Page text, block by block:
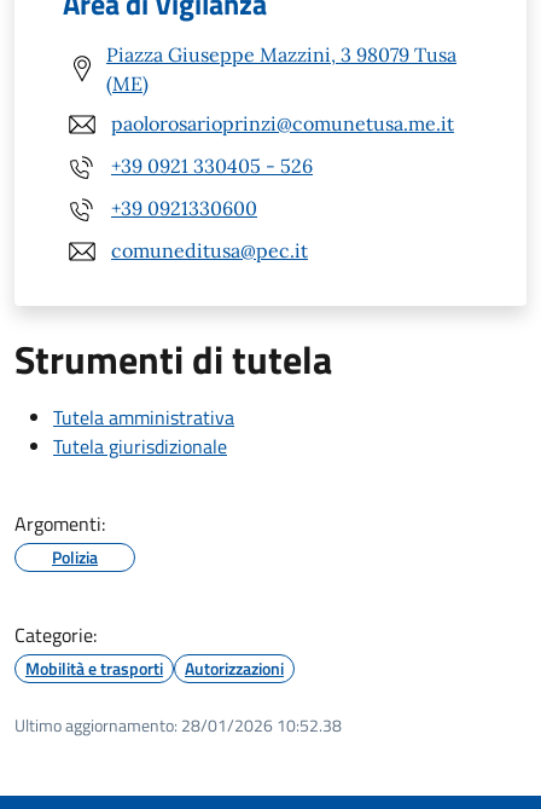
Piazza Giuseppe Mazzini, 3 98079 Tusa
(ME)
paolorosarioprinzi@comunetusa.me.it
+39 0921 330405 - 526
+39 0921330600
comuneditusa@pec.it
Strumenti di tutela
Tutela amministrativa
Tutela giurisdizionale
Argomenti:
Polizia
Categorie:
Mobilità e trasporti Autorizzazioni
Ultimo aggiornamento: 28/01/2026 10:52.38